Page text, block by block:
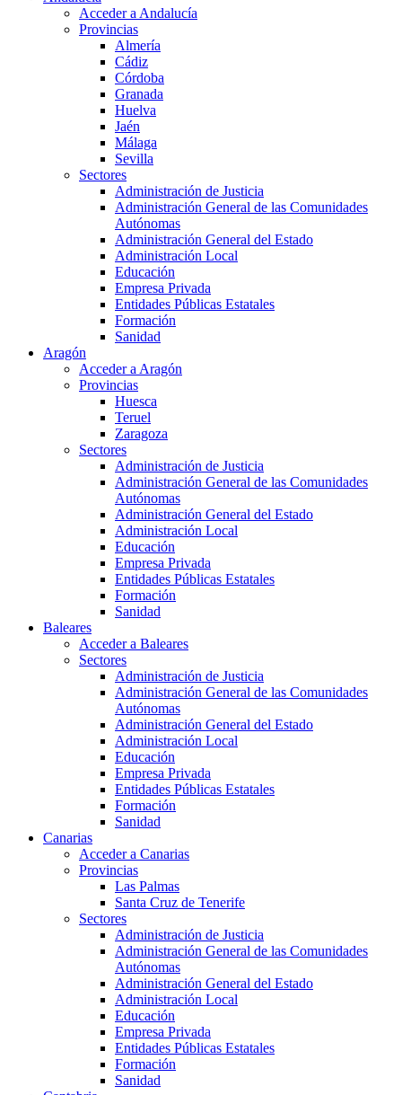
Acceder a Andalucía
Provincias
Almería
Cádiz
Córdoba
Granada
Huelva
Jaén
Málaga
Sevilla
Sectores
Administración de Justicia
Administración General de las Comunidades
Autónomas
Administración General del Estado
Administración Local
Educación
Empresa Privada
Entidades Públicas Estatales
Formación
Sanidad
Aragón
Acceder a Aragón
Provincias
Huesca
Teruel
Zaragoza
Sectores
Administración de Justicia
Administración General de las Comunidades
Autónomas
Administración General del Estado
Administración Local
Educación
Empresa Privada
Entidades Públicas Estatales
Formación
Sanidad
Baleares
Acceder a Baleares
Sectores
Administración de Justicia
Administración General de las Comunidades
Autónomas
Administración General del Estado
Administración Local
Educación
Empresa Privada
Entidades Públicas Estatales
Formación
Sanidad
Canarias
Acceder a Canarias
Provincias
Las Palmas
Santa Cruz de Tenerife
Sectores
Administración de Justicia
Administración General de las Comunidades
Autónomas
Administración General del Estado
Administración Local
Educación
Empresa Privada
Entidades Públicas Estatales
Formación
Sanidad